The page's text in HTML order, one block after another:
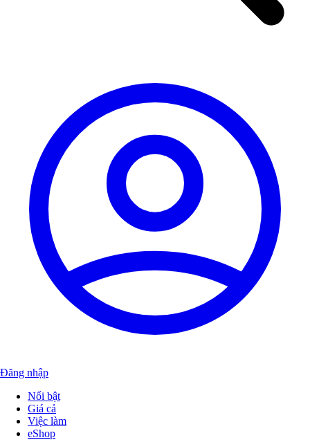
Đăng nhập
Nổi bật
Giá cả
Việc làm
eShop